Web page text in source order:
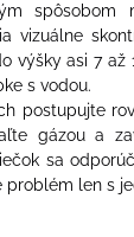
spôsobom
vizuálne
výšky asi 7
s vodou.
postupujte
gázou a
sa
len s